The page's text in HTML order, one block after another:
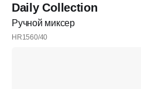
Daily Collection
Ручной миксер
HR1560/40